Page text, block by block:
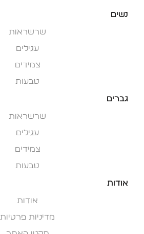
נשים
שרשראות
עגילים
צמידים
טבעות
גברים
שרשראות
עגילים
צמידים
טבעות
אודות
אודות
מדיניות פרטיות